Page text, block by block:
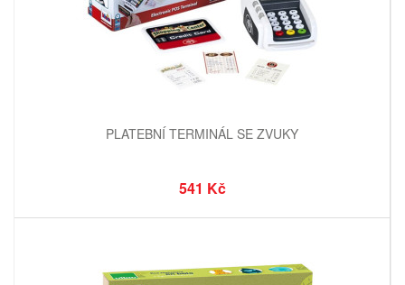
PLATEBNÍ TERMINÁL SE ZVUKY
541 Kč